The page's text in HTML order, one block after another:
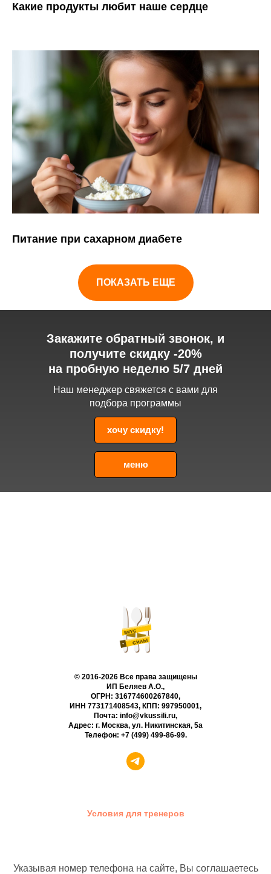
Какие продукты любит наше сердце
Питание при сахарном диабете
ПОКАЗАТЬ ЕЩЕ
Закажите обратный звонок, и
получите скидку -20%
на пробную неделю 5/7 дней
Наш менеджер свяжется с вами для
подбора программы
хочу скидку!
меню
© 2016-2026 Все права защищены
ИП Беляев А.О.,
ОГРН: 316774600267840,
ИНН 773171408543, КПП: 997950001,
Почта: info@vkussili.ru,
Адрес: г. Москва, ул. Никитинская, 5а
Телефон: +7 (499) 499-86-99.
Условия для тренеров
Указывая номер телефона на сайте, Вы соглашаетесь